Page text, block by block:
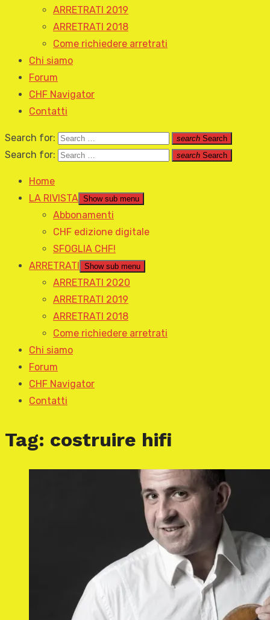
ARRETRATI 2019
ARRETRATI 2018
Come richiedere arretrati
Chi siamo
Forum
CHF Navigator
Contatti
Search for: search Search
Search for: search Search
Home
LA RIVISTA Show sub menu
Abbonamenti
CHF edizione digitale
SFOGLIA CHF!
ARRETRATI
Show sub menu
ARRETRATI 2020
ARRETRATI 2019
ARRETRATI 2018
Come richiedere arretrati
Chi siamo
Forum
CHF Navigator
Contatti
Tag: costruire hifi